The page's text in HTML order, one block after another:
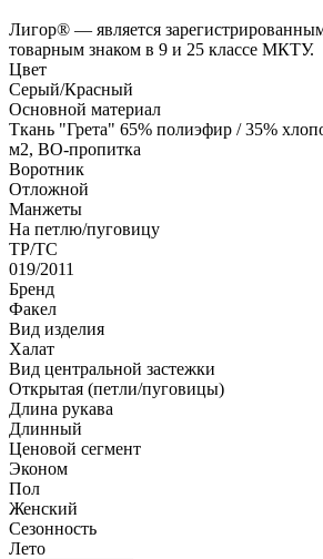
Лигор® — является
товарным знаком в 9 и 25 классе МКТУ.
Цвет
Серый/Красный
Основной материал
Ткань "Грета" 65% полиэфир / 35%
м2, ВО-пропитка
Воротник
Отложной
Манжеты
На петлю/пуговицу
ТР/ТС
019/2011
Бренд
Факел
Вид изделия
Халат
Вид центральной застежки
Открытая (петли/пуговицы)
Длина рукава
Длинный
Ценовой сегмент
Эконом
Пол
Женский
Сезонность
Лето